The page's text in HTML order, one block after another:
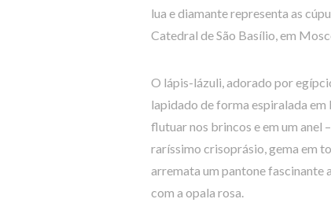
lua e diamante representa as
Catedral de São Basílio, em
O lápis-lázuli, adorado por
lapidado de forma espiralada em
flutuar nos brincos e em um anel
raríssimo crisoprásio, gema em
arremata um pantone fascinante
com a opala rosa.